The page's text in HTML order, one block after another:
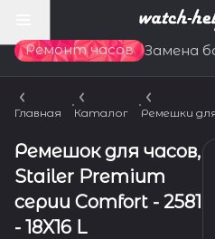
Ремонт часов Замена
Главная Каталог Ремешки
Ремешок для часов,
Stailer Premium
серии Comfort - 2581
- 18X16 L